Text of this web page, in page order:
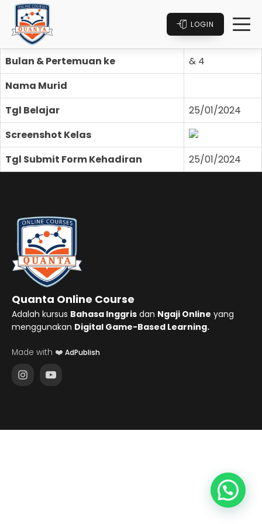
LOGIN
Bulan & Pertemuan ke
& 4
Nama Murid
Tgl Belajar
25/01/2024
Screenshot Kelas
Tgl Submit Form Kehadiran
25/01/2024
Quanta Online Course
Adalah kursus Bahasa Inggris dan Ngaji Online yang
menggunakan Digital Game-Based Learning.
Made with ❤️ AdPublish